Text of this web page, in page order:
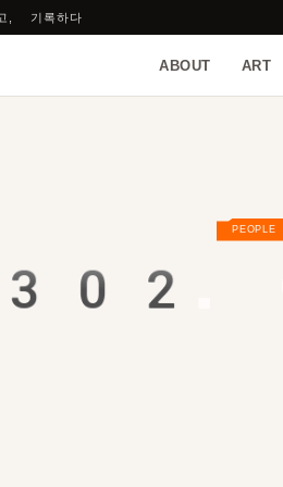
, 기록하다
ABOUT ART
PEOPLE
302.